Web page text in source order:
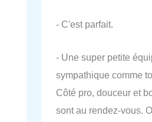
- C'est parfait.
- Une super petite
sympathique comme
Côté pro, douceur et
sont au rendez-vous.